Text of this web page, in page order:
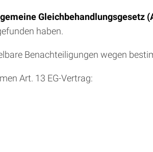
Gleichbehandlungsgesetz
haben.
Benachteiligungen wegen
Art. 13 EG-Vertrag: